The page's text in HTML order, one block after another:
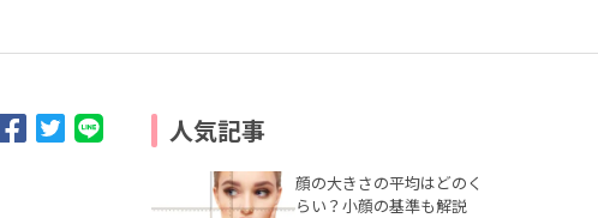
人気記事
顔の大きさの平均はどのく
らい？小顔の基準も解説